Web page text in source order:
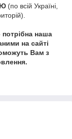
(по всій Україні,
наша
на сайті
Вам з